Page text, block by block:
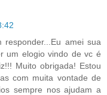
amei sua
um elogio vindo de vc é
Muito obrigada! Estou
com muita vontade de
sempre nos ajudam a